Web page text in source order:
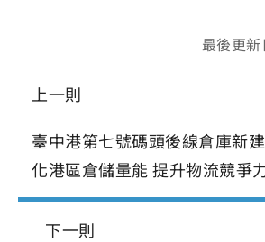
最後更
上一則
臺中港第七號碼頭後線倉庫新
化港區倉儲量能 提升物流競爭
下一則